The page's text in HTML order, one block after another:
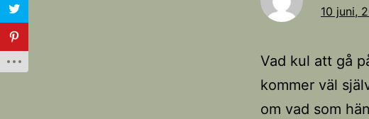
10 juni,
Vad kul att gå
kommer väl
om vad som